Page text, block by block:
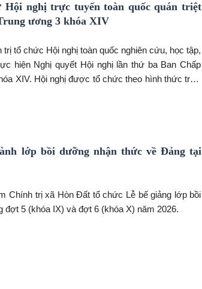
nghị trực tuyến toàn quốc quán triệt
ương 3 khóa XIV
trị tổ chức Hội nghị toàn quốc nghiên cứu, học tập,
hiện Nghị quyết Hội nghị lần thứ ba Ban Chấp
XIV. Hội nghị được tổ chức theo hình thức trực
lớp bồi dưỡng nhận thức về Đảng tại
Chính trị xã Hòn Đất tổ chức Lễ bế giảng lớp bồi
5 (khóa IX) và đợt 6 (khóa X) năm 2026.